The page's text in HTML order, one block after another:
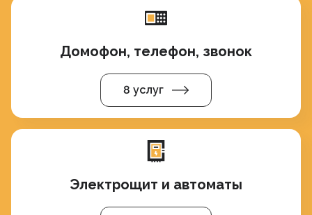
Домофон, телефон, звонок
8 услуг
Электрощит и автоматы